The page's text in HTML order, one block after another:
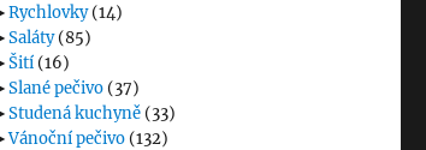
Rychlovky(14)
Saláty(85)
Šití (16)
Slané pečivo (37)
Studená kuchyně (33)
Vánoční pečivo (132)